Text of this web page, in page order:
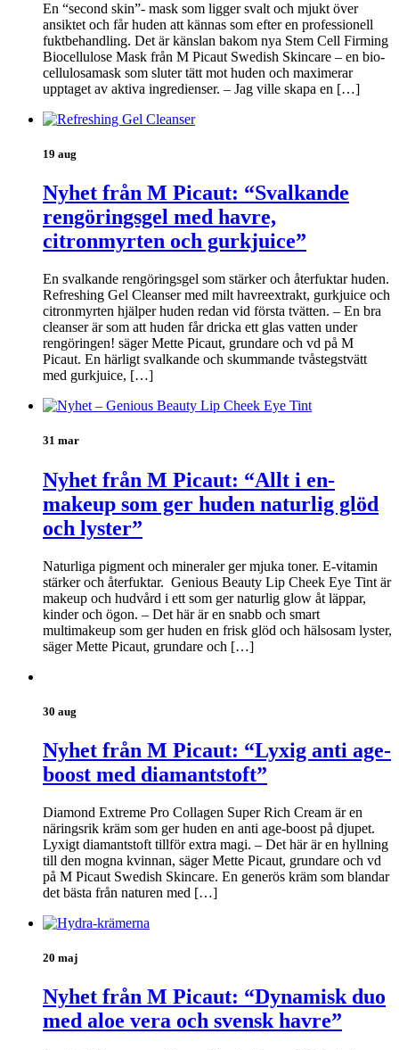
En “second skin”- mask som ligger svalt och mjukt över
ansiktet och får huden att kännas som efter en professionell
fuktbehandling. Det är känslan bakom nya Stem Cell Firming
Biocellulose Mask från M Picaut Swedish Skincare – en bio-
cellulosamask som sluter tätt mot huden och maximerar
upptaget av aktiva ingredienser. – Jag ville skapa en […]
19 aug
Nyhet från M Picaut: “Svalkande
rengöringsgel med havre,
citronmyrten och gurkjuice”
En svalkande rengöringsgel som stärker och återfuktar huden.
Refreshing Gel Cleanser med milt havreextrakt, gurkjuice och
citronmyrten hjälper huden redan vid första tvätten. – En bra
cleanser är som att huden får dricka ett glas vatten under
rengöringen! säger Mette Picaut, grundare och vd på M
Picaut. En härligt svalkande och skummande tvåstegstvätt
med gurkjuice, […]
31 mar
Nyhet från M Picaut: “Allt i en-
makeup som ger huden naturlig glöd
och lyster”
Naturliga pigment och mineraler ger mjuka toner. E-vitamin
stärker och återfuktar. Genious Beauty Lip Cheek Eye Tint är
makeup och hudvård i ett som ger naturlig glow åt läppar,
kinder och ögon. – Det här är en snabb och smart
multimakeup som ger huden en frisk glöd och hälsosam lyster,
säger Mette Picaut, grundare och […]
30 aug
Nyhet från M Picaut: “Lyxig anti age-
boost med diamantstoft”
Diamond Extreme Pro Collagen Super Rich Cream är en
näringsrik kräm som ger huden en anti age-boost på djupet.
Lyxigt diamantstoft tillför extra magi. – Det här är en hyllning
till den mogna kvinnan, säger Mette Picaut, grundare och vd
på M Picaut Swedish Skincare. En generös kräm som blandar
det bästa från naturen med […]
20 maj
Nyhet från M Picaut: “Dynamisk duo
med aloe vera och svensk havre”